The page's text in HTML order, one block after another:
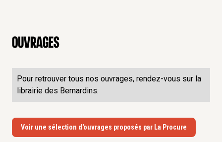
Ouvrages
Pour retrouver tous nos ouvrages, rendez-vous sur la
librairie des Bernardins.
Voir une sélection d'ouvrages proposés par La Procure